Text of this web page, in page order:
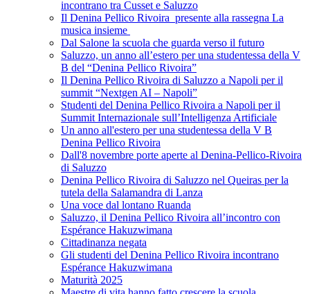
incontrano tra Cusset e Saluzzo
Il Denina Pellico Rivoira presente alla rassegna La
musica insieme
Dal Salone la scuola che guarda verso il futuro
Saluzzo, un anno all’estero per una studentessa della V
B del “Denina Pellico Rivoira”
Il Denina Pellico Rivoira di Saluzzo a Napoli per il
summit “Nextgen AI – Napoli”
Studenti del Denina Pellico Rivoira a Napoli per il
Summit Internazionale sull’Intelligenza Artificiale
Un anno all'estero per una studentessa della V B
Denina Pellico Rivoira
Dall'8 novembre porte aperte al Denina-Pellico-Rivoira
di Saluzzo
Denina Pellico Rivoira di Saluzzo nel Queiras per la
tutela della Salamandra di Lanza
Una voce dal lontano Ruanda
Saluzzo, il Denina Pellico Rivoira all’incontro con
Espérance Hakuzwimana
Cittadinanza negata
Gli studenti del Denina Pellico Rivoira incontrano
Espérance Hakuzwimana
Maturità 2025